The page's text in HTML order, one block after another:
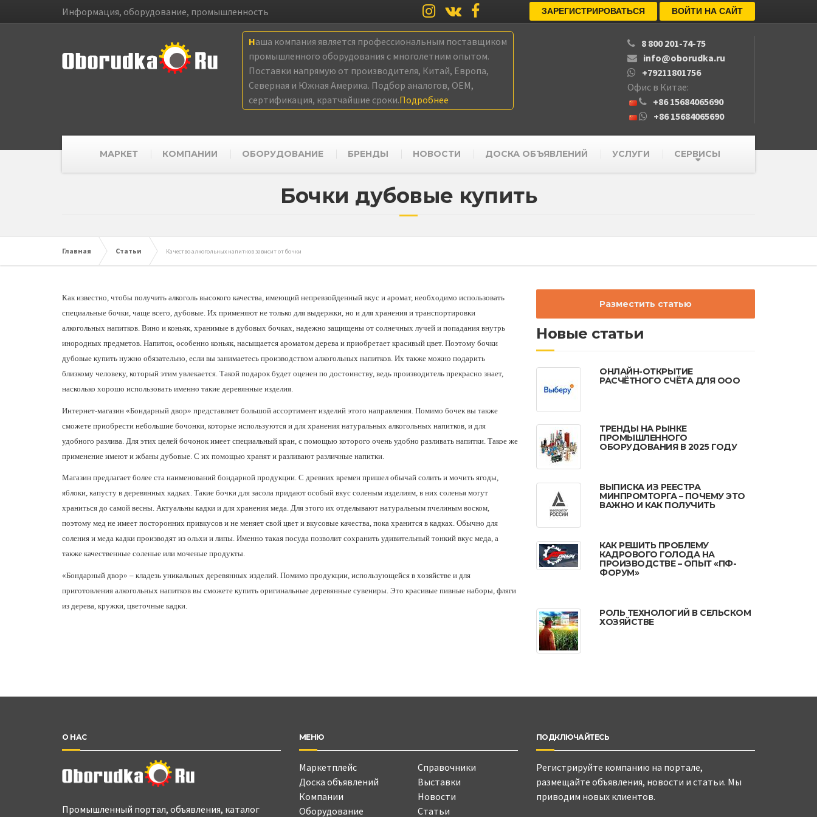
Информация, оборудование, промышленность ЗАРЕГИСТРИРОВАТЬСЯ ВОЙТИ НА САЙТ
Наша компания является профессиональным поставщиком
промышленного оборудования с многолетним опытом.
Поставки напрямую от производителя, Китай, Европа,
Северная и Южная Америка. Подбор аналогов, OEM,
сертификация, кратчайшие сроки.Подробнее
8 800 201-74-75
info@oborudka.ru
+79211801756
Офис в Китае:
+86 15684065690
+86 15684065690
МАРКЕТ КОМПАНИИ ОБОРУДОВАНИЕ БРЕНДЫ НОВОСТИ ДОСКА ОБЪЯВЛЕНИЙ УСЛУГИ СЕРВИСЫ
Бочки дубовые купить
Главная Статьи Качество алкогольных напитков зависит от бочки
Как известно, чтобы получить алкоголь высокого качества, имеющий непревзойденный вкус и аромат, необходимо использовать
специальные бочки, чаще всего, дубовые. Их применяют не только для выдержки, но и для хранения и транспортировки
алкогольных напитков. Вино и коньяк, хранимые в дубовых бочках, надежно защищены от солнечных лучей и попадания внутрь
инородных предметов. Напиток, особенно коньяк, насыщается ароматом дерева и приобретает красивый цвет. Поэтому бочки
дубовые купить нужно обязательно, если вы занимаетесь производством алкогольных напитков. Их также можно подарить
близкому человеку, который этим увлекается. Такой подарок будет оценен по достоинству, ведь производитель прекрасно знает,
насколько хорошо использовать именно такие деревянные изделия.
Интернет-магазин «Бондарный двор» представляет большой ассортимент изделий этого направления. Помимо бочек вы также
сможете приобрести небольшие бочонки, которые используются и для хранения натуральных алкогольных напитков, и для
удобного разлива. Для этих целей бочонок имеет специальный кран, с помощью которого очень удобно разливать напитки. Такое же
применение имеют и жбаны дубовые. С их помощью хранят и разливают различные напитки.
Магазин предлагает более ста наименований бондарной продукции. С древних времен пришел обычай солить и мочить ягоды,
яблоки, капусту в деревянных кадках. Такие бочки для засола придают особый вкус соленым изделиям, в них соленья могут
храниться до самой весны. Актуальны кадки и для хранения меда. Для этого их отделывают натуральным пчелиным воском,
поэтому мед не имеет посторонних привкусов и не меняет свой цвет и вкусовые качества, пока хранится в кадках. Обычно для
соления и меда кадки производят из ольхи и липы. Именно такая посуда позволит сохранить удивительный тонкий вкус меда, а
также качественные соленые или моченые продукты.
«Бондарный двор» – кладезь уникальных деревянных изделий. Помимо продукции, использующейся в хозяйстве и для
приготовления алкогольных напитков вы сможете купить оригинальные деревянные сувениры. Это красивые пивные наборы, фляги
из дерева, кружки, цветочные кадки.
Разместить статью
Новые статьи
ОНЛАЙН-ОТКРЫТИЕ
РАСЧЁТНОГО СЧЁТА ДЛЯ ООО
ТРЕНДЫ НА РЫНКЕ
ПРОМЫШЛЕННОГО
ОБОРУДОВАНИЯ В 2025 ГОДУ
ВЫПИСКА ИЗ РЕЕСТРА
МИНПРОМТОРГА – ПОЧЕМУ ЭТО
ВАЖНО И КАК ПОЛУЧИТЬ
КАК РЕШИТЬ ПРОБЛЕМУ
КАДРОВОГО ГОЛОДА НА
ПРОИЗВОДСТВЕ – ОПЫТ «ПФ-
ФОРУМ»
РОЛЬ ТЕХНОЛОГИЙ В СЕЛЬСКОМ
ХОЗЯЙСТВЕ
О НАС
Промышленный портал, объявления, каталог
МЕНЮ
Маркетплейс
Доска объявлений
Компании
Оборудование
Справочники
Выставки
Новости
Статьи
ПОДКЛЮЧАЙТЕСЬ
Регистрируйте компанию на портале,
размещайте объявления, новости и статьи. Мы
приводим новых клиентов.